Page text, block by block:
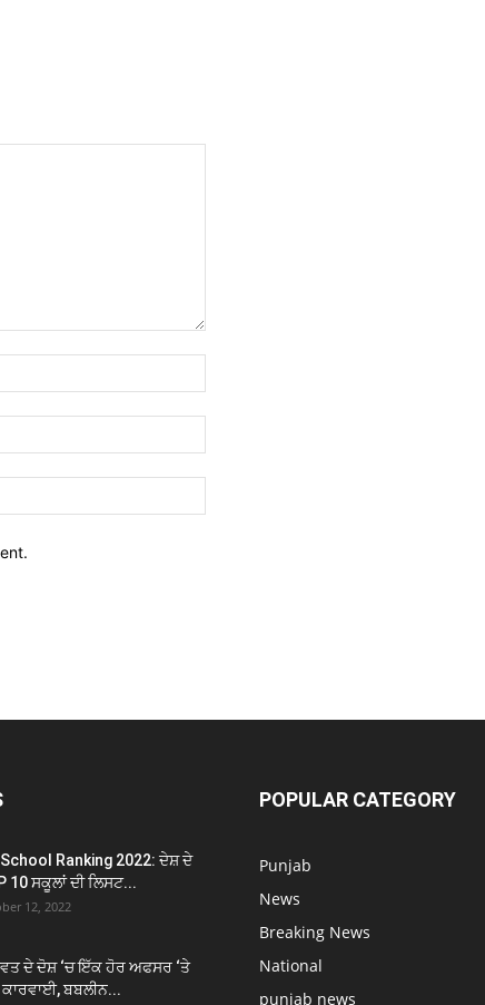
School Ranking 2022: ਦੇਸ਼ ਦੇ
10 ਸਕੂਲਾਂ ਦੀ ਲਿਸਟ...
12, 2022
ਦੇ ਦੋਸ਼ ‘ਚ ਇੱਕ ਹੋਰ ਅਫਸਰ ‘ਤੇ
ਬਬਲੀਨ...
POPULAR CATEGORY
Punjab
News
Breaking News
National
punjab news